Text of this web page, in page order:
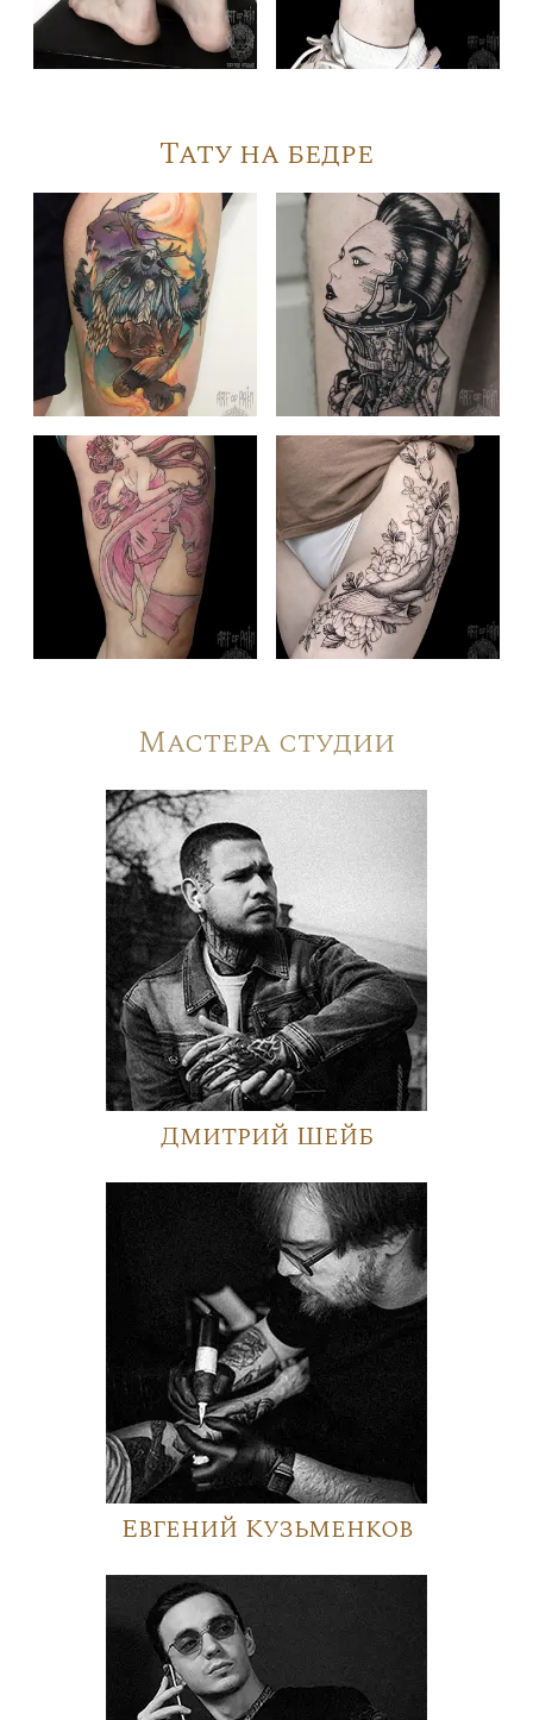
Тату на бедре
Мастера студии
Дмитрий Шейб
Евгений Кузьменков